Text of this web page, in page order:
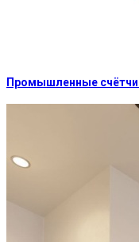
Промышленные